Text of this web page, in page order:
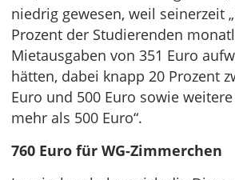
niedrig gewesen, weil seinerzeit
Prozent der Studierenden
Mietausgaben von 351 Euro
hätten, dabei knapp 20 Prozent
Euro und 500 Euro sowie
mehr als 500 Euro“.
760 Euro für WG-Zimmerchen